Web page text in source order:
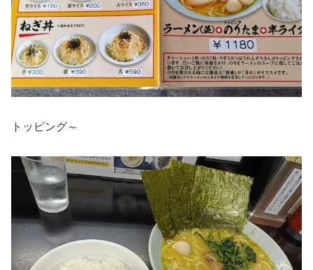
トッピング～